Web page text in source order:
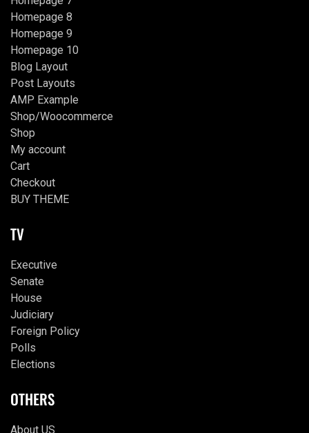
Homepage 8
Homepage 9
Homepage 10
Blog Layout
Post Layouts
AMP Example
Shop/Woocommerce
Shop
My account
Cart
Checkout
BUY THEME
TV
Executive
Senate
House
Judiciary
Foreign Policy
Polls
Elections
OTHERS
About US